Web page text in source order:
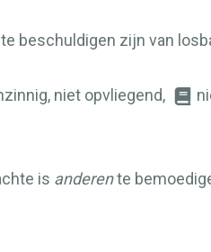
beschuldigen zijn van
niet opvliegend,
is anderente